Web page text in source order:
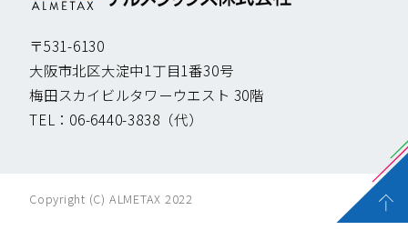
〒531-6130
大阪市北区大淀中1丁目1番30号
梅田スカイビルタワーウエスト 30階
TEL： 06-6440-3838 （代）
Copyright (C) ALMETAX 2022